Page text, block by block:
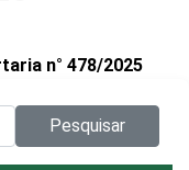
n° 478/2025
Pesquisar